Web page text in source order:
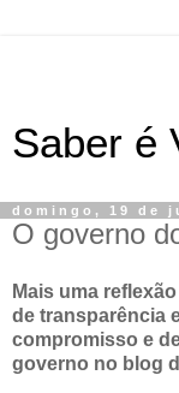
Saber é
domingo, 19 de
O governo
Mais uma
de transparência
compromisso e
governo no blog